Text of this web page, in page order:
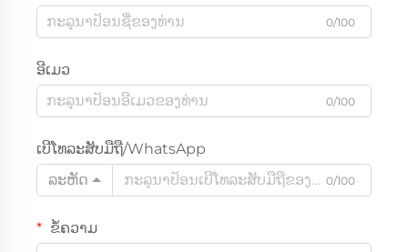
0/100
ອີເມວ
0/100
ເບີໂທລະສັບມືຖື/WhatsApp
ລະຫັດ
0/100
ຂໍ້ຄວາມ